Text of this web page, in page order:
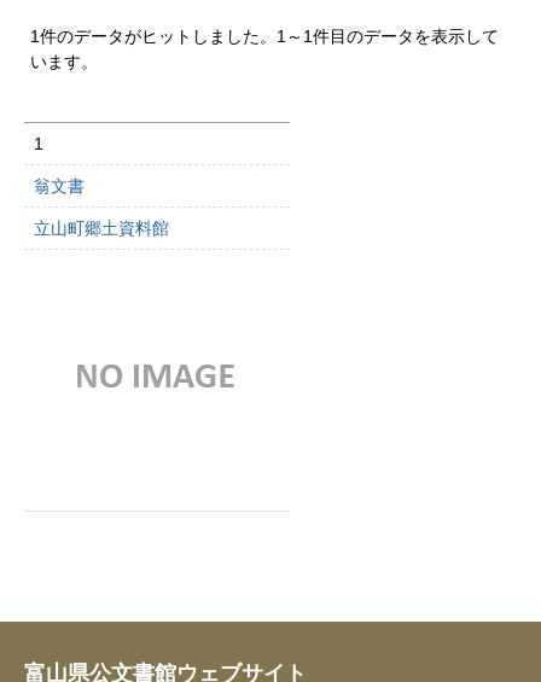
1件のデータがヒットしました。1～1件目のデータを表示して
います。
1
翁文書
立山町郷土資料館
富山県公文書館ウェブサイト